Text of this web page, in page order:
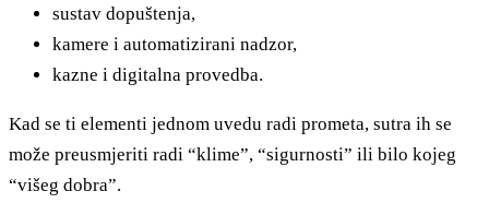
sustav dopuštenja,
kamere i automatizirani nadzor,
kazne i digitalna provedba.
Kad se ti elementi jednom uvedu radi prometa, sutra ih se
može preusmjeriti radi “klime”, “sigurnosti” ili bilo kojeg
“višeg dobra”.